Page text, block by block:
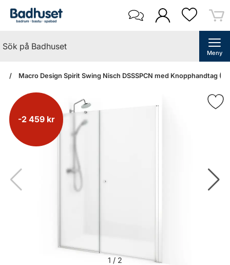
Meny
Macro Design Spirit Swing Nisch DSSSPCN med Knopphandtag
-2 459 kr
1 / 2